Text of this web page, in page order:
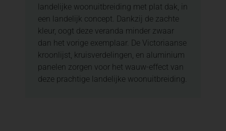
landelijke woonuitbreiding met plat dak, in
een landelijk concept. Dankzij de zachte
kleur, oogt deze veranda minder zwaar
dan het vorige exemplaar. De Victoriaanse
kroonlijst, kruisverdelingen, en aluminium
panelen zorgen voor het wauw-effect van
deze prachtige landelijke woonuitbreiding.